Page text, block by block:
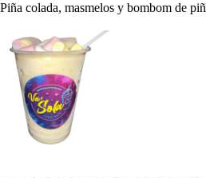
Piña colada, masmelos y bombom de